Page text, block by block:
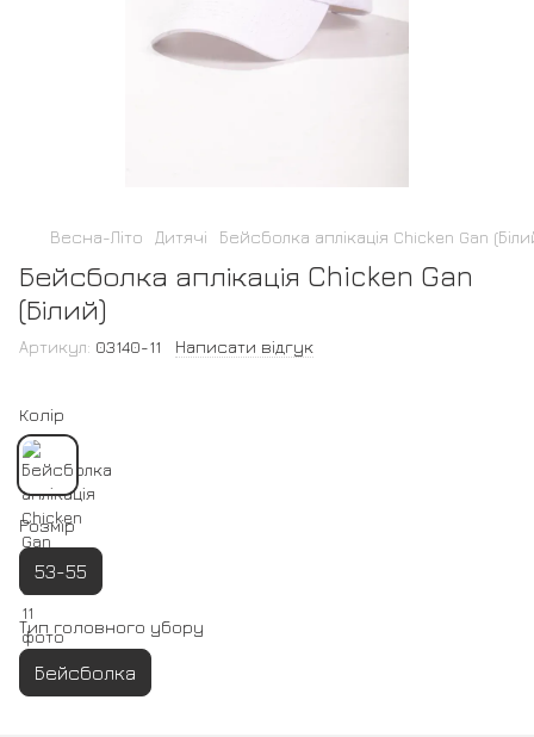
Весна-Літо Дитячі Бейсболка аплікація Chicken Gan
Бейсболка аплікація Chicken Gan
(Білий)
Артикул: 03140-11 Написати відгук
Колір
Розмір
53-55
Тип головного убору
Бейсболка